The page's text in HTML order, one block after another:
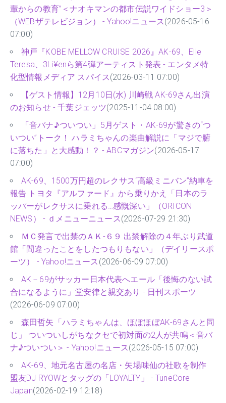
輩からの教育”＜ナオキマンの都市伝説ワイドショー3＞
（WEBザテレビジョン） - Yahoo!ニュース(2026-05-16
07:00)
神戸『KOBE MELLOW CRUISE 2026』AK-69、Elle
Teresa、3Li¥enら第4弾アーティスト発表 - エンタメ特
化型情報メディア スパイス(2026-03-11 07:00)
【ゲスト情報】12月10日(水) 川崎戦 AK-69さん出演
のお知らせ - 千葉ジェッツ(2025-11-04 08:00)
「音バナ♪ついつい」5月ゲスト・AK-69が驚きの“つ
いつい”トーク！ ハラミちゃんの楽曲解説に「マジで腑
に落ちた」と大感動！？ - ABCマガジン(2026-05-17
07:00)
AK-69、1500万円超のレクサス“高級ミニバン”納車を
報告 トヨタ『アルファード』から乗りかえ「日本のラ
ッパーがレクサスに乗れる…感慨深い」（ORICON
NEWS） - ｄメニューニュース(2026-07-29 21:30)
ＭＣ発言で出禁のＡＫ-６９ 出禁解除の４年ぶり武道
館「間違ったことをしたつもりもない」（デイリースポ
ーツ） - Yahoo!ニュース (2026-06-09 07:00)
AK－69がサッカー日本代表へエール「後悔のない試
合になるように」堂安律と親交あり - 日刊スポーツ
(2026-06-09 07:00)
森田哲矢「ハラミちゃんは、ほぼほぼAK-69さんと同
じ」 ついついしがちなクセで初対面の2人が共鳴＜音バ
ナ♪ついつい＞ - Yahoo!ニュース(2026-05-15 07:00)
AK-69、地元名古屋の名店・矢場味仙の社歌を制作
盟友DJ RYOWとタッグの「LOYALTY」 - TuneCore
Japan(2026-02-19 12:18)